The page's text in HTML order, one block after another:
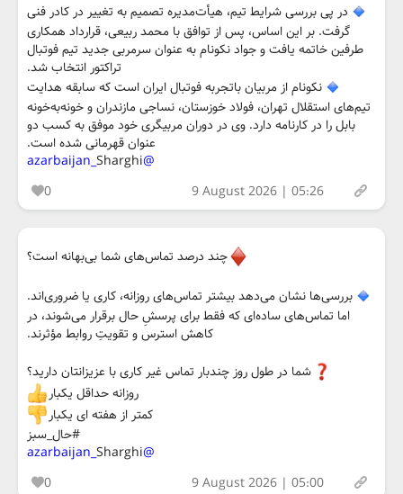
در پی بررسی شرایط تیم، هیأت‌مدیره تصمیم به تغییر در کادر فنی
گرفت. بر این اساس، پس از توافق با محمد ربیعی، قرارداد همکاری
طرفین خاتمه یافت و جواد نکونام به عنوان سرمربی جدید تیم فوتبال
تراکتور انتخاب شد.
نکونام از مربیان باتجربه فوتبال ایران است که سابقه هدایت
تیم‌های استقلال تهران، فولاد خوزستان، نساجی مازندران و خونه‌به‌خونه
بابل را در کارنامه دارد. وی در دوران مربیگری خود موفق به کسب دو
عنوان قهرمانی شده است.
@azarbaijan_
Sharghi
0
9 August 2026 | 05:26
چند درصد تماس‌های شما بی‌بهانه است؟
بررسی‌ها نشان می‌دهد بیشتر تماس‌های روزانه، کاری یا ضروری‌اند.
اما تماس‌های ساده‌ای که فقط برای پرسشِ حال برقرار می‌شوند، در
کاهش استرس و تقویتِ روابط مؤثرند.
شما در طول روز چندبار تماس غیر کاری با عزیزانتان دارید؟
روزانه حداقل یکبار
کمتر از هفته ای یکبار
#حال_سبز
@azarbaijan_
Sharghi
0
9 August 2026 | 05:00